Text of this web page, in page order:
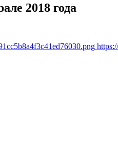
2018 года